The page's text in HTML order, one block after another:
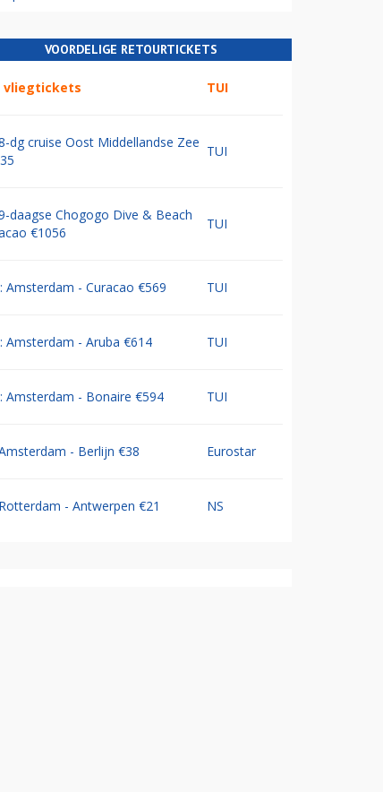
VOORDELIGE RETOURTICKETS
vliegtickets TUI
dg cruise Oost Middellandse Zee
TUI
daagse Chogogo Dive & Beach
€1056
TUI
Amsterdam - Curacao €569 TUI
Amsterdam - Aruba €614 TUI
Amsterdam - Bonaire €594 TUI
- Berlijn €38 Eurostar
- Antwerpen €21 NS